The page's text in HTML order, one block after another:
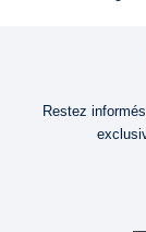
Restez